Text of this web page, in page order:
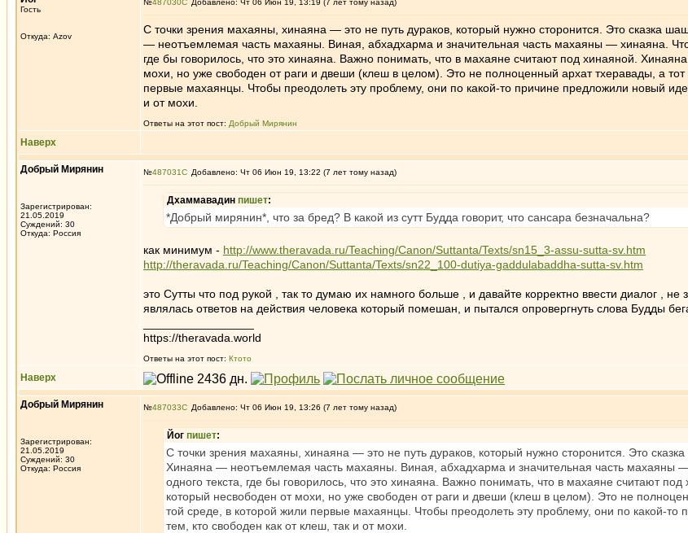
Гость
Откуда: Azov
№487030 Добавлено: Чт 06 Июн 19, 13:19 (7 лет тому назад)
С точки зрения махаяны, хинаяна — это не путь дураков, который нужно сторонится. Это сказка
— неотъемлемая часть махаяны. Виная, абхадхарма и значительная часть махаяны — хинаяна. Что
где бы говорилось, что это хинаяна. Важно понимать, что в махаяне считают под хинаяной.
мохи, но уже свободен от раги и двеши (клеш в целом). Это не полноценный архат тхеравады, а
первые махаянцы. Чтобы преодолеть эту проблему, они по какой-то причине предложили новый
и от мохи.
Ответы на этот пост: Добрый Мирянин
Наверх
Добрый Мирянин
Зарегистрирован:
21.05.2019
Суждений: 30
Откуда: Россия
№487031 Добавлено: Чт 06 Июн 19, 13:22 (7 лет тому назад)
Дхаммавадин пишет:
*Добрый мирянин*, что за бред? В какой из сутт Будда говорит, что сансара безначальна?
как минимум - http://www.theravada.ru/Teaching/Canon/Suttanta/Texts/sn15_3-assu-sutta-sv.htm
http://theravada.ru/Teaching/Canon/Suttanta/Texts/sn22_100-dutiya-gaddulabaddha-sutta-sv.htm
это Сутты что под рукой , так то думаю их намного больше , и давайте корректно ввести диалог ,
являлась ответов на действия человека который помешан, и пытался опровергнуть слова Будды
https://theravada.world
Ответы на этот пост: Ктото
Наверх
Добрый Мирянин
Зарегистрирован:
21.05.2019
Суждений: 30
Откуда: Россия
№487033 Добавлено: Чт 06 Июн 19, 13:26 (7 лет тому назад)
Йог пишет:
С точки зрения махаяны, хинаяна — это не путь дураков, который нужно сторонится. Это
Хинаяна — неотъемлемая часть махаяны. Виная, абхадхарма и значительная часть махаяны —
одного текста, где бы говорилось, что это хинаяна. Важно понимать, что в махаяне считают
который несвободен от мохи, но уже свободен от раги и двеши (клеш в целом). Это не
той среде, в которой жили первые махаянцы. Чтобы преодолеть эту проблему, они по какой-
тем, кто свободен как от клеш, так и от мохи.